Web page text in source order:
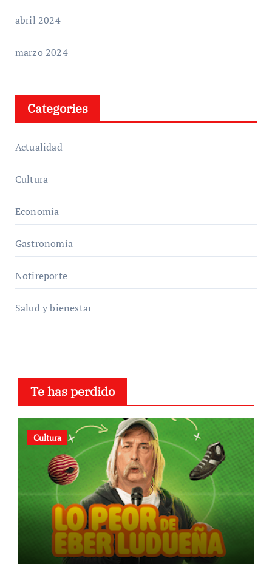
abril 2024
marzo 2024
Categories
Actualidad
Cultura
Economía
Gastronomía
Notireporte
Salud y bienestar
Te has perdido
Cultura